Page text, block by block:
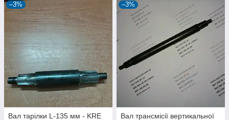
–3%
Вал тарілки L-135 мм - KRE
–3%
Вал трансмісії вертикальної